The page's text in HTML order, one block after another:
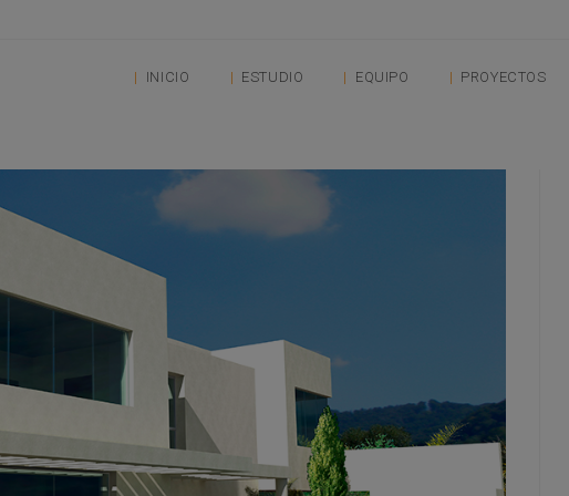
INICIO ESTUDIO EQUIPO PROYECTOS